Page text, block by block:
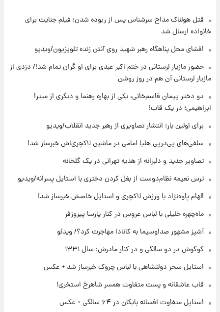
۱۸ ساعت پیش
۱۹ ساعت پیش
تصاویر عمامه بستن به شیوه خاتمی/ویدیو
افشای محل پناهگاه‌ رهبر شهید روی آنتن زنده
تلویزیون/ویدیو
۲۲ ساعت پیش
ثریا اسفندیاری بعد از طلاق و در دیدار با گروه
بیتلز
ادعای جنجالی درباره اینفانتینو؛ اتهام پرداخت
قتل هولناک مداح سرشناس پس از ربوده شدن؛ فیلم جنایت برای
خانواده ارسال شد
افشای محل پناهگاه‌ رهبر شهید روی آنتن زنده تلویزیون/ویدیو
حضور مازیار لرستانی در ختم اکبر عبدی برای او گران تمام شد!/ دزدی از
مازیار لرستانی آن هم در روز روشن
دو دختر پیمان قاسم‌خانی، یکی از بهاره رهنما و دیگری از میترا
ابراهیمی؛ در یک قاب!
برای اولین بار؛ انتشار تصاویری از رهبر جدید انقلاب/ویدیو
سلفی‌های پی‌درپی هلیا امامی در ماشین لاکچری‌اش خبرساز شد!
تصاویر جدید و دلبرانه از هدیه تهرانی در یک گلخانه
ترس نعیمه نظام‌دوست از بغل کردن دختری با استایل پسرانه/ویدیو
الهام پاوه‌نژاد با ورزش لاکچری و استایل خاصش خبرساز شد!
ماه‌چهره خلیلی با لباس عروس در کنار پارسا پیروزفر
آشپز مشهور صداوسیما به کانادا مهاجرت کرد؟/ ویدئو
گوگوش در دو سالگی و در کنار مادرش؛ سال ۱۳۳۱
استایل سحر دولتشاهی با لباس چروک خبرساز شد + عکس
قاب عاشقانه و پست متفاوت همسر شاهرخ استخری!
استایل متفاوت افسانه بایگان در ۶۴ سالگی + عکس